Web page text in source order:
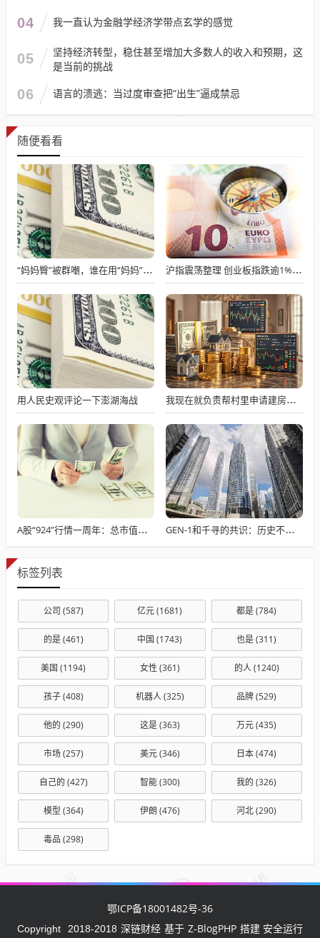
04 我一直认为金融学经济学带点玄学的感觉
05
坚持经济转型，稳住甚至增加大多数人的收入和预期，这
是当前的挑战
06 语言的溃逃：当过度审查把“出生”逼成禁忌
随便看看
“妈妈臀”被群嘲，谁在用“妈妈”污名身体？ 沪指震荡整理 创业板指跌逾1% 创新药概念股走强
用人民史观评论一下澎湖海战 我现在就负责帮村里申请建房的工作，现在村里不是盖不起，是没地没指标！
A股“924”行情一周年：总市值增长36万亿元 逾1400只个股涨超100％ 你翻倍了吗？ GEN-1和千寻的共识：历史不会重复，但具身智能正在押韵Transformer
标签列表
公司 (587) 亿元(1681) 都是(784)
的是(461) 中国 (1743) 也是(311)
美国 (1194) 女性 (361) 的人(1240)
孩子(408) 机器人(325) 品牌(529)
他的 (290) 这是(363) 万元(435)
市场(257) 美元(346) 日本(474)
自己的 (427) 智能(300) 我的 (326)
模型 (364) 伊朗 (476) 河北(290)
毒品 (298)
鄂ICP备18001482号-36
Copyright 2018-2018 深链财经 基于 Z-BlogPHP 搭建 安全运行